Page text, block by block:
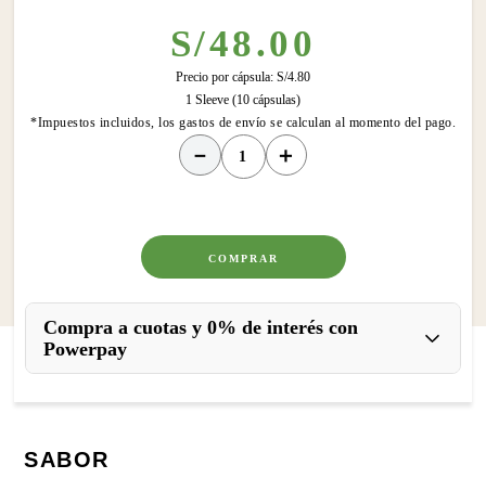
S/48.00
1 Sleeve (10 cápsulas)
Precio por cápsula: S/4.80
*Impuestos incluidos, los gastos de envío se calculan al momento del pago.
＋
－
COMPRAR
Compra a cuotas y 0% de interés con
Powerpay
SABOR